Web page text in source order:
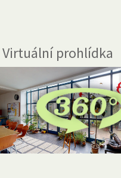
Virtuální prohlídka